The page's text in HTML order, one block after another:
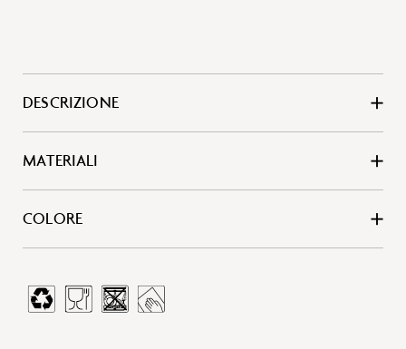
DESCRIZIONE
MATERIALI
COLORE